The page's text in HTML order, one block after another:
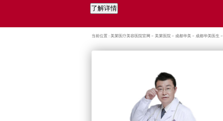
了解详情
当前位置 : 美莱医疗美容医院官网 > 美莱医院> 成都华美> 成都华美医生 >